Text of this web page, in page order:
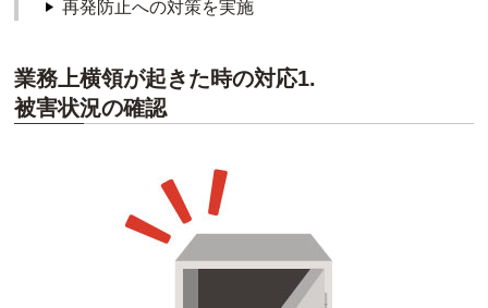
再発防止への対策を実施
業務上横領が起きた時の対応1.
被害状況の確認